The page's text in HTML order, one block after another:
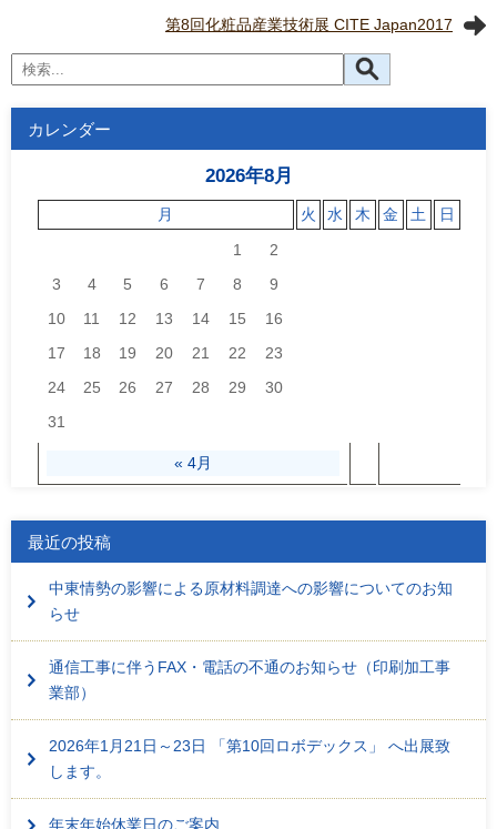
第8回化粧品産業技術展 CITE Japan2017
カレンダー
2026年8月
月 火 水 木 金 土 日
« 4月
1
2
3
4 5 6 7 8
9
10
11 12 13 14 15
16
17
18 19 20 21 22
23
24
25 26 27 28 29
30
31
最近の投稿
中東情勢の影響による原材料調達への影響についてのお知
らせ
通信工事に伴うFAX・電話の不通のお知らせ（印刷加工事
業部）
2026年1月21日～23日 「第10回ロボデックス」 へ出展致
します。
年末年始休業日のご案内